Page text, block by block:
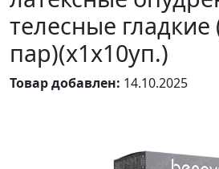
телесные гладкие
пар)(х1х10уп.)
Товар добавлен: 14.10.2025